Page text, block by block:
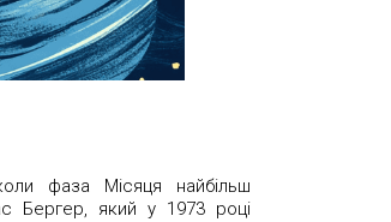
фаза Місяця найбільш
Бергер, який у 1973 році